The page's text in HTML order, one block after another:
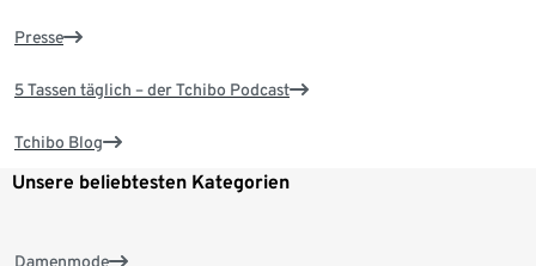
Presse
5 Tassen täglich – der Tchibo Podcast
Tchibo Blog
Unsere beliebtesten Kategorien
Damenmode